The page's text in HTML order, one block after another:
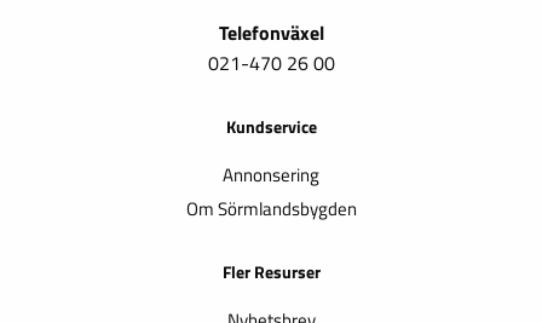
Telefonväxel
021-470 26 00
Kundservice
Annonsering
Om Sörmlandsbygden
Fler Resurser